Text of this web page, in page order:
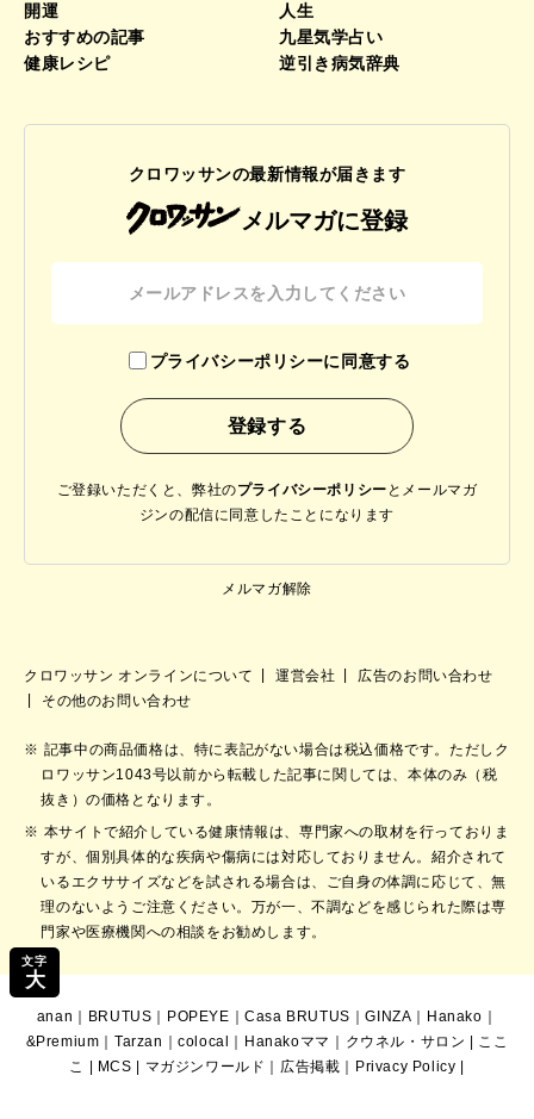
文字
大
開運
人生
おすすめの記事
九星気学占い
健康レシピ
逆引き病気辞典
クロワッサンの最新情報が届きます
メルマガに登録
プライバシーポリシーに同意する
ご登録いただくと、弊社のプライバシーポリシー と メールマガ
ジンの配信に同意したことになります
メルマガ解除
クロワッサン オンラインについて 運営会社
広告のお問い合わせ
その他のお問い合わせ
記事中の商品価格は、特に表記がない場合は税込価格です。ただしク
ロワッサン1043号以前から転載した記事に関しては、本体のみ（税
抜き）の価格となります。
本サイトで紹介している健康情報は、専門家への取材を行っておりま
すが、個別具体的な疾病や傷病には対応しておりません。紹介されて
いるエクササイズなどを試される場合は、ご自身の体調に応じて、無
理のないようご注意ください。万が一、不調などを感じられた際は専
門家や医療機関への相談をお勧めします。
anan BRUTUS POPEYE ｜Casa BRUTUS ｜GINZA Hanako
&Premium ｜Tarzan ｜colocal Hanakoママ クウネル・サロン
ここ
こ
MCS マガジンワールド 広告掲載 Privacy Policy